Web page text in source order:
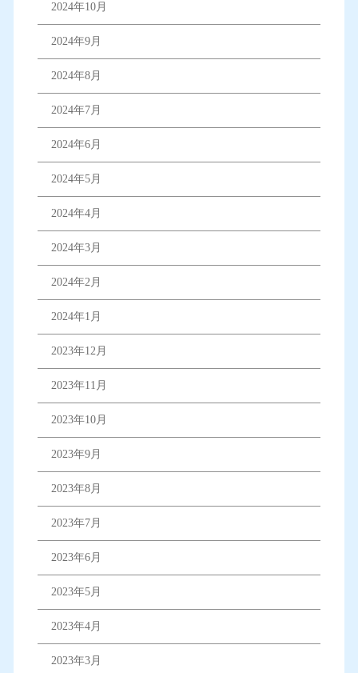
2024年10月
2024年9月
2024年8月
2024年7月
2024年6月
2024年5月
2024年4月
2024年3月
2024年2月
2024年1月
2023年12月
2023年11月
2023年10月
2023年9月
2023年8月
2023年7月
2023年6月
2023年5月
2023年4月
2023年3月